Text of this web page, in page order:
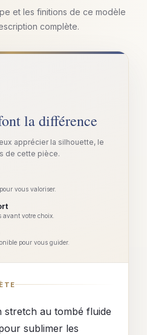
et les finitions de ce modèle
complète.
la différence
apprécier la silhouette, le
de cette pièce.
vous valoriser.
votre choix.
pour vous guider.
stretch au tombé fluide
sublimer les